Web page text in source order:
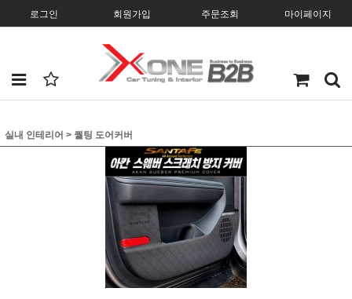
로그인 회원가입 주문조회 마이페이지
실내 인테리어 > 퀄팅 도어커버